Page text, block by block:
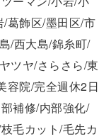
葛飾区/墨田区/市
/西大島/錦糸町/
ツヤ/さらさら/東
容院/完全週休2日
補修/内部強化/
毛カット/毛先カ